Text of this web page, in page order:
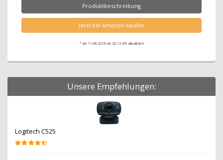
Produktbeschreibung
Jetzt bei Amazon kaufen
* am 11.08.2019 um 20:13 Uhr aktualisiert
Unsere Empfehlungen:
Logitech C525